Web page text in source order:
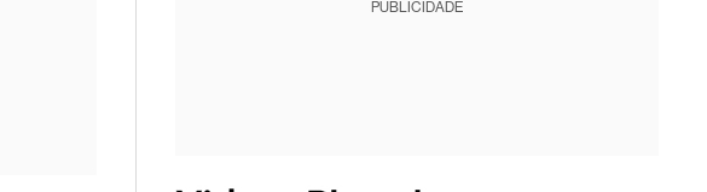
PUBLICIDADE